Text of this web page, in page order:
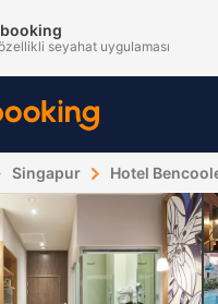
seyahat uygulaması
Singapur Hotel